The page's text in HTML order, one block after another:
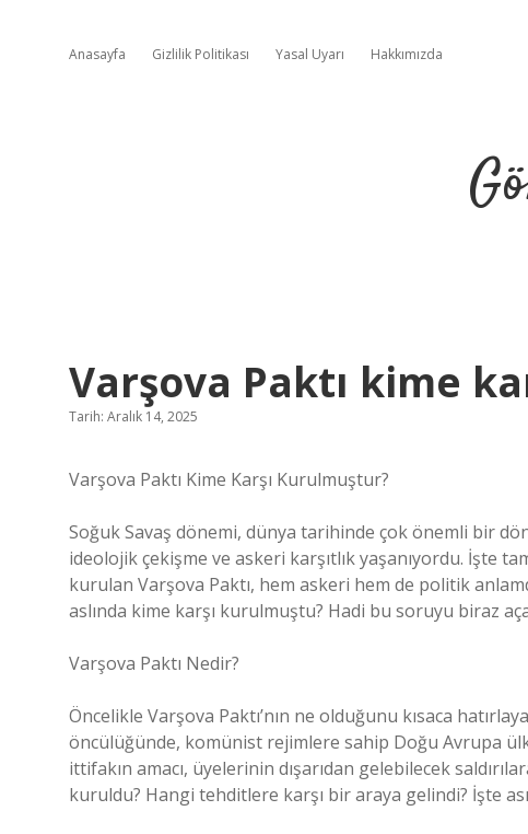
Anasayfa Gizlilik Politikası Yasal Uyarı Hakkımızda
Varşova Paktı kime
Tarih: Aralık 14, 2025
Varşova Paktı Kime Karşı Kurulmuştur?
Soğuk Savaş dönemi, dünya tarihinde çok önemli bir
ideolojik çekişme ve askeri karşıtlık yaşanıyordu. İşte
kurulan Varşova Paktı, hem askeri hem de politik
aslında kime karşı kurulmuştu? Hadi bu soruyu biraz
Varşova Paktı Nedir?
Öncelikle Varşova Paktı’nın ne olduğunu kısaca
öncülüğünde, komünist rejimlere sahip Doğu Avrupa
ittifakın amacı, üyelerinin dışarıdan gelebilecek
kuruldu? Hangi tehditlere karşı bir araya gelindi? İşte